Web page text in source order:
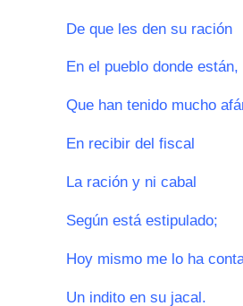
De que les den su ración
En el pueblo donde están,
Que han tenido mucho
En recibir del fiscal
La ración y ni cabal
Según está estipulado;
Hoy mismo me lo ha
Un indito en su jacal.